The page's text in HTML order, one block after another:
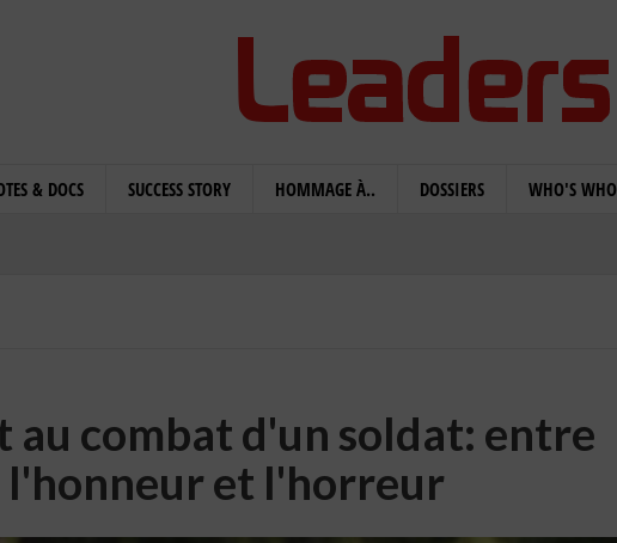
& DOCS SUCCESS STORY HOMMAGE À.. DOSSIERS WHO'S WHO
au combat d'un soldat: entre
l'honneur et l'horreur